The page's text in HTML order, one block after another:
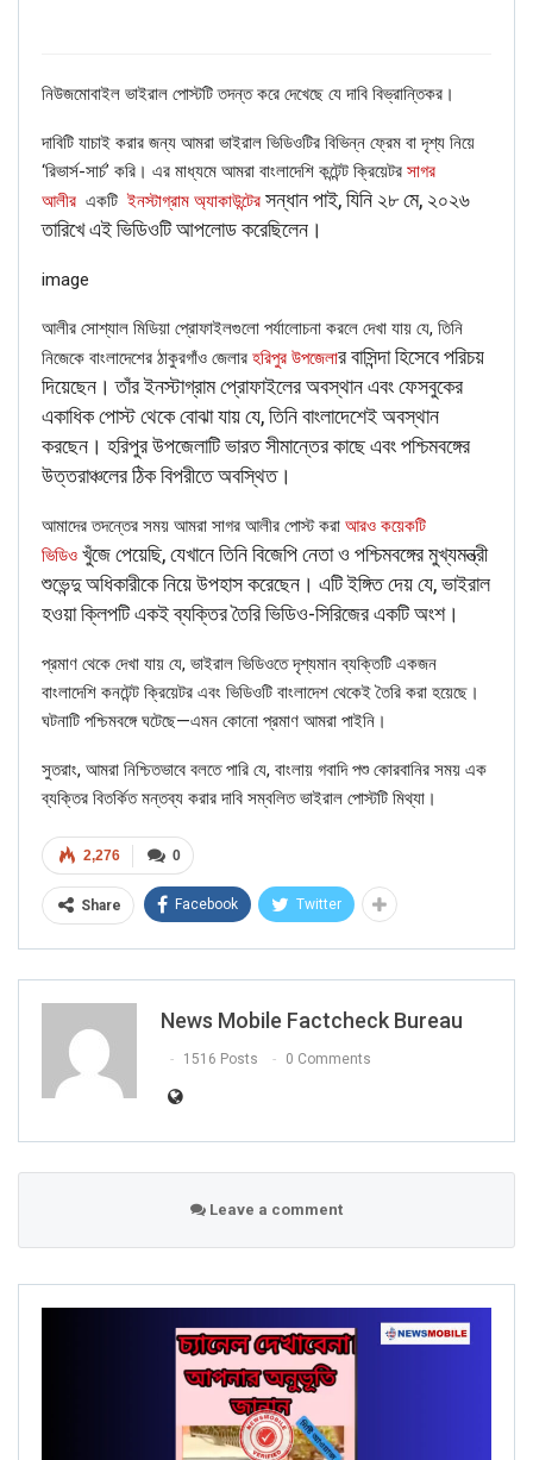
নিউজমোবাইল ভাইরাল পোস্টটি তদন্ত করে দেখেছে যে দাবি বিভ্রান্তিকর।
দাবিটি যাচাই করার জন্য আমরা ভাইরাল ভিডিওটির বিভিন্ন ফ্রেম বা দৃশ্য নিয়ে
‘রিভার্স-সার্চ’ করি। এর মাধ্যমে আমরা বাংলাদেশি কন্টেন্ট ক্রিয়েটর সাগর
আলীর একটি ইনস্টাগ্রাম অ্যাকাউন্টের সন্ধান পাই, যিনি ২৮ মে, ২০২৬
তারিখে এই ভিডিওটি আপলোড করেছিলেন।
image
আলীর সোশ্যাল মিডিয়া প্রোফাইলগুলো পর্যালোচনা করলে দেখা যায় যে, তিনি
নিজেকে বাংলাদেশের ঠাকুরগাঁও জেলার হরিপুর উপজেলার বাসিন্দা হিসেবে পরিচয়
দিয়েছেন। তাঁর ইনস্টাগ্রাম প্রোফাইলের অবস্থান এবং ফেসবুকের
একাধিক পোস্ট থেকে বোঝা যায় যে, তিনি বাংলাদেশেই অবস্থান
করছেন। হরিপুর উপজেলাটি ভারত সীমান্তের কাছে এবং পশ্চিমবঙ্গের
উত্তরাঞ্চলের ঠিক বিপরীতে অবস্থিত।
আমাদের তদন্তের সময় আমরা সাগর আলীর পোস্ট করা আরও কয়েকটি
ভিডিও খুঁজে পেয়েছি, যেখানে তিনি বিজেপি নেতা ও পশ্চিমবঙ্গের মুখ্যমন্ত্রী
শুভেন্দু অধিকারীকে নিয়ে উপহাস করেছেন। এটি ইঙ্গিত দেয় যে, ভাইরাল
হওয়া ক্লিপটি একই ব্যক্তির তৈরি ভিডিও-সিরিজের একটি অংশ।
প্রমাণ থেকে দেখা যায় যে, ভাইরাল ভিডিওতে দৃশ্যমান ব্যক্তিটি একজন
বাংলাদেশি কনটেন্ট ক্রিয়েটর এবং ভিডিওটি বাংলাদেশ থেকেই তৈরি করা হয়েছে।
ঘটনাটি পশ্চিমবঙ্গে ঘটেছে—এমন কোনো প্রমাণ আমরা পাইনি।
সুতরাং, আমরা নিশ্চিতভাবে বলতে পারি যে, বাংলায় গবাদি পশু কোরবানির সময় এক
ব্যক্তির বিতর্কিত মন্তব্য করার দাবি সম্বলিত ভাইরাল পোস্টটি মিথ্যা।
0
2,276
Share Facebook Twitter
News Mobile Factcheck Bureau
1516 Posts 0 Comments
Leave a comment